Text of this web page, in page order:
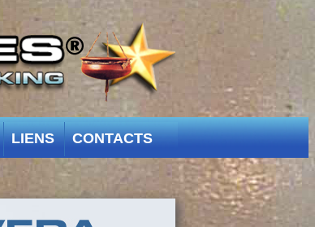
LIENS CONTACTS